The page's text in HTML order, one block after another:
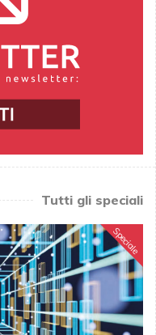
Tutti gli speciali
Speciale